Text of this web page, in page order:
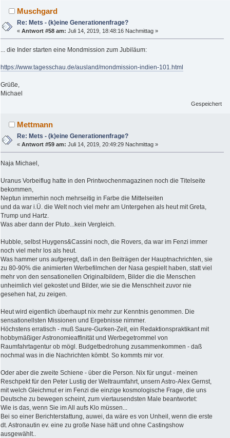
Muschgard
Re: Mets - (k)eine Generationenfrage?
«Antwort #58 am: Juli 14, 2019, 18:48:16 Nachmittag »
... die Inder starten eine Mondmission zum Jubiläum:
https://www.tagesschau.de/ausland/mondmission-indien-101.html
Grüße,
Michael
Gespeichert
Mettmann
Re: Mets - (k)eine Generationenfrage?
«Antwort #59 am: Juli 14, 2019, 20:49:29 Nachmittag »
Naja Michael,
Uranus Vorbeiflug hatte in den Printwochenmagazinen noch die Titelseite
bekommen,
Neptun immerhin noch mehrseitig in Farbe die Mittelseiten
und da war i.Ü. die Welt noch viel mehr am Untergehen als heut mit Greta,
Trump und Hartz.
Was aber dann der Pluto...kein Vergleich.
Hubble, selbst Huygens&Cassini noch, die Rovers, da war im Fenzi immer
noch viel mehr los als heut.
Was hammer uns aufgeregt, daß in den Beiträgen der Hauptnachrichten, sie
zu 80-90% die animierten Werbefilmchen der Nasa gespielt haben, statt viel
mehr von den sensationellen Originalbildern, Bilder die die Menschen
unheimlich viel gekostet und Bilder, wie sie die Menschheit zuvor nie
gesehen hat, zu zeigen.
Heut wird eigentlich überhaupt nix mehr zur Kenntnis genommen. Die
sensationellsten Missionen und Ergebnisse nimmer.
Höchstens erratisch - muß Saure-Gurken-Zeit, ein Redaktionspraktikant mit
hobbymäßiger Astronomieaffinität und Werbegetrommel von
Raumfahrtagentur ob mögl. Budgetbedrohung zusammenkommen - daß
nochmal was in die Nachrichten kömbt. So kommts mir vor.
Oder aber die zweite Schiene - über die Person. Nix für ungut - meinen
Reschpekt für den Peter Lustig der Weltraumfahrt, unsern Astro-Alex Gernst,
mit welch Gleichmut er im Fenzi die einzige kosmologische Frage, die uns
Deutsche zu bewegen scheint, zum viertausendsten Male beantwortet:
Wie is das, wenn Sie im All aufs Klo müssen...
Bei so einer Berichterstattung, auwei, da wäre es von Unheil, wenn die erste
dt. Astronautin ev. eine zu große Nase hätt und ohne Castingshow
ausgewählt..